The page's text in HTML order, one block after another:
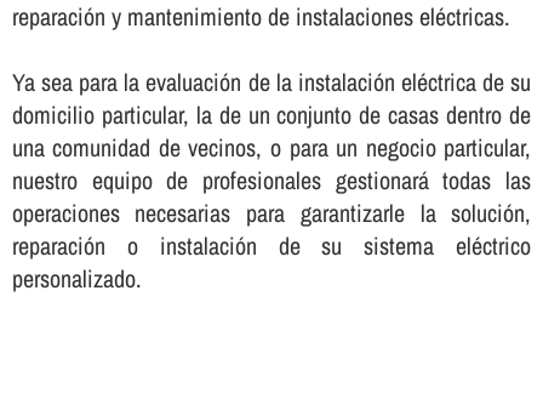
reparación y mantenimiento de instalaciones eléctricas.
Ya sea para la evaluación de la instalación eléctrica de su
domicilio particular, la de un conjunto de casas dentro de
una comunidad de vecinos, o para un negocio particular,
nuestro equipo de profesionales gestionará todas las
operaciones necesarias para garantizarle la solución,
reparación o instalación de su sistema eléctrico
personalizado.